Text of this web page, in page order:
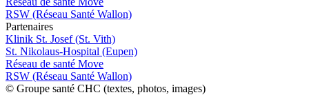
RSW (Réseau Santé Wallon)
Partenaires
Klinik St. Josef (St. Vith)
St. Nikolaus-Hospital (Eupen)
Réseau de santé Move
RSW (Réseau Santé Wallon)
© Groupe santé CHC (textes, photos, images)